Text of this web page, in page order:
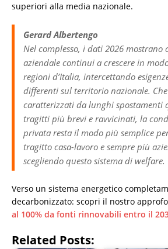
superiori alla media nazionale.
Gerard Albertengo
Nel complesso, i dati 2026 mostrano
aziendale continui a crescere in
regioni d’Italia, intercettando
differenti sul territorio nazionale.
caratterizzati da lunghi spostamenti
tragitti più brevi e ravvicinati, la
privata resta il modo più semplice
tragitto casa-lavoro e sempre più
scegliendo questo sistema di welfare.
Verso un sistema energetico
decarbonizzato: scopri il nostro
al 100% da fonti rinnovabili entro il
Related Posts: